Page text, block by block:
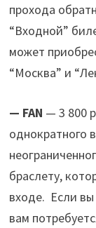
прохода
“Входной”
может
“Москва” и
— FAN — 3 800
однократного
браслету,
входе. Если
вам